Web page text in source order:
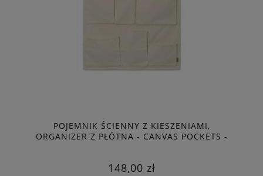
POJEMNIK ŚCIENNY Z KIESZENIAMI,
ORGANIZER Z PŁÓTNA - CANVAS POCKETS -
148,00 zł